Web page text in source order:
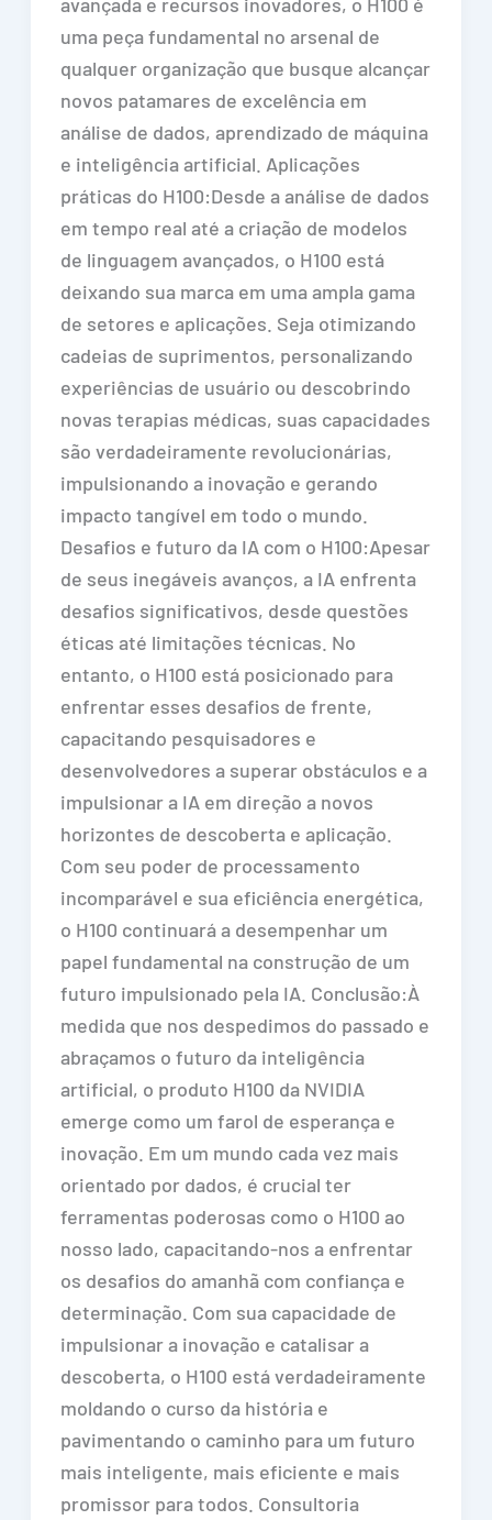
uma peça fundamental no arsenal de
qualquer organização que busque alcançar
novos patamares de excelência em
análise de dados, aprendizado de máquina
e inteligência artificial. Aplicações
práticas do H100:Desde a análise de dados
em tempo real até a criação de modelos
de linguagem avançados, o H100 está
deixando sua marca em uma ampla gama
de setores e aplicações. Seja otimizando
cadeias de suprimentos, personalizando
experiências de usuário ou descobrindo
novas terapias médicas, suas capacidades
são verdadeiramente revolucionárias,
impulsionando a inovação e gerando
impacto tangível em todo o mundo.
Desafios e futuro da IA com o H100:Apesar
de seus inegáveis avanços, a IA enfrenta
desafios significativos, desde questões
éticas até limitações técnicas. No
entanto, o H100 está posicionado para
enfrentar esses desafios de frente,
capacitando pesquisadores e
desenvolvedores a superar obstáculos e a
impulsionar a IA em direção a novos
horizontes de descoberta e aplicação.
Com seu poder de processamento
incomparável e sua eficiência energética,
o H100 continuará a desempenhar um
papel fundamental na construção de um
futuro impulsionado pela IA. Conclusão:À
medida que nos despedimos do passado e
abraçamos o futuro da inteligência
artificial, o produto H100 da NVIDIA
emerge como um farol de esperança e
inovação. Em um mundo cada vez mais
orientado por dados, é crucial ter
ferramentas poderosas como o H100 ao
nosso lado, capacitando-nos a enfrentar
os desafios do amanhã com confiança e
determinação. Com sua capacidade de
impulsionar a inovação e catalisar a
descoberta, o H100 está verdadeiramente
moldando o curso da história e
pavimentando o caminho para um futuro
mais inteligente, mais eficiente e mais
promissor para todos. Consultoria